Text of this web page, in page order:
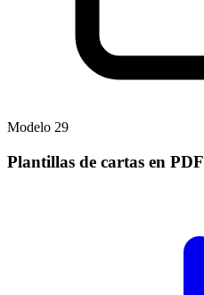
Modelo 29
Plantillas de cartas en PDF